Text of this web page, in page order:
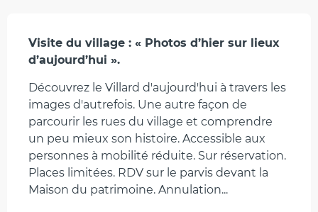
Description
Visite du village : « Photos d’hier sur lieux
d’aujourd’hui ».
Découvrez le Villard d'aujourd'hui à travers les
images d'autrefois. Une autre façon de
parcourir les rues du village et comprendre
un peu mieux son histoire. Accessible aux
personnes à mobilité réduite. Sur réservation.
Places limitées. RDV sur le parvis devant la
Maison du patrimoine. Annulation...